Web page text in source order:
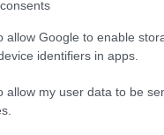
allow Google to enable
identifiers in apps.
allow my user data to be